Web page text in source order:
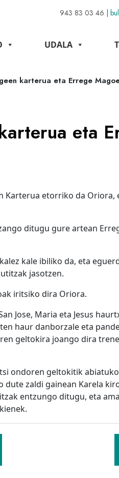
943 83 03 46 |
UDALA
karterua eta Errege
eta
Karterua etorriko da Oriora,
ditugu gure artean
kale ibiliko da, eta
jasotzen.
iritsiko dira Oriora.
Jose, Maria eta Jesus
haur danborzale eta
geltokira joango dira
ondoren geltokitik
dute zaldi gainean Karela
entzungo ditugu, eta